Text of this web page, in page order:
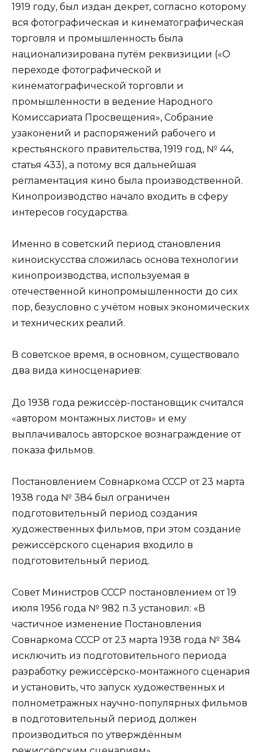
1919 году, был издан декрет, согласно которому
вся фотографическая и кинематографическая
торговля и промышленность была
национализирована путём реквизиции («О
переходе фотографической и
кинематографической торговли и
промышленности в ведение Народного
Комиссариата Просвещения», Собрание
узаконений и распоряжений рабочего и
крестьянского правительства, 1919 год, № 44,
статья 433), а потому вся дальнейшая
регламентация кино была производственной.
Кинопроизводство начало входить в сферу
интересов государства.
Именно в советский период становления
киноискусства сложилась основа технологии
кинопроизводства, используемая в
отечественной кинопромышленности до сих
пор, безусловно с учётом новых экономических
и технических реалий.
В советское время, в основном, существовало
два вида киносценариев:
До 1938 года режиссёр-постановщик считался
«автором монтажных листов» и ему
выплачивалось авторское вознаграждение от
показа фильмов.
Постановлением Совнаркома СССР от 23 марта
1938 года № 384 был ограничен
подготовительный период создания
художественных фильмов, при этом создание
режиссёрского сценария входило в
подготовительный период.
Совет Министров СССР постановлением от 19
июля 1956 года № 982 п.3 установил: «В
частичное изменение Постановления
Совнаркома СССР от 23 марта 1938 года № 384
исключить из подготовительного периода
разработку режиссёрско-монтажного сценария
и установить, что запуск художественных и
полнометражных научно-популярных фильмов
в подготовительный период должен
производиться по утверждённым